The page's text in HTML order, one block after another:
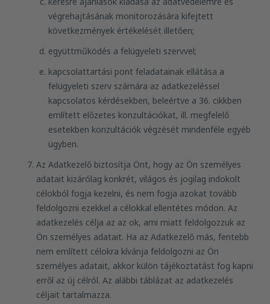
végrehajtásának monitorozására kifejtett
következmények értékelését illetően;
együttműködés a felügyeleti szervvel;
kapcsolattartási pont feladatainak ellátása a
felügyeleti szerv számára az adatkezeléssel
kapcsolatos kérdésekben, beleértve a 36. cikkben
említett előzetes konzultációkat, ill. megfelelő
esetekben konzultációk végzését mindenféle egyéb
ügyben.
Az Adatkezelő biztosítja Önt, hogy az Ön személyes
adatait kizárólag konkrét, világos és jogilag indokolt
célokból fogja kezelni, és nem fogja azokat tovább
feldolgozni ezekkel a célokkal ellentétes módon. Az
adatkezelés célja az az ok, ami miatt feldolgozzuk az
Ön személyes adatait. Ha az Adatkezelő más, fentebb
nem említett célokra kívánja feldolgozni az Ön
személyes adatait, akkor külön tájékoztatást fog kapni
erről az új célról. Az alábbi táblázat az adatkezelés
céljait tartalmazza.